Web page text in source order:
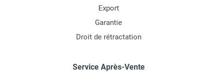
Export
Garantie
Droit de rétractation
Service Après-Vente